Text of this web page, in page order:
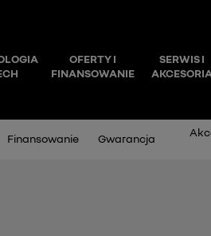
Finansowanie Gwarancja